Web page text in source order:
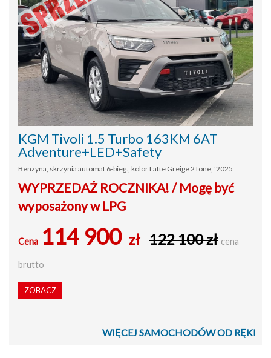
KGM Tivoli 1.5 Turbo 163KM 6AT
Adventure+LED+Safety
Benzyna, skrzynia automat 6-bieg., kolor Latte Greige 2Tone, '2025
WYPRZEDAŻ ROCZNIKA! / Mogę być
wyposażony w LPG
Cena 114 900 zł 122 100 zł cena
brutto
ZOBACZ
WIĘCEJ SAMOCHODÓW OD RĘKI